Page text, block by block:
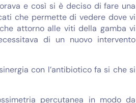
e così si è deciso di fare una
che permette di vedere dove vi
attorno alle viti della gamba vi
di un nuovo intervento
con l’antibiotico fa si che si
percutanea in modo da